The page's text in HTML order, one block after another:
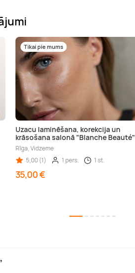
Tikai pie mums
Uzacu laminēšana, korekcija un
krāsošana salonā "Blanche Beauté"
Rīga, Vidzeme
5,00 (1)
1 pers. 1 st.
35,00 €